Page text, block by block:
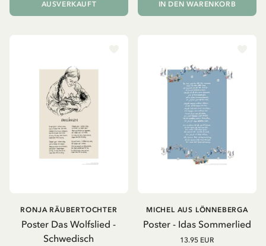
AUSVERKAUFT IN DEN WARENKORB
Poster Das Wolfslied -
Schwedisch
RONJA RÄUBERTOCHTER
Poster - Idas Sommerlied
MICHEL AUS LÖNNEBERGA
13.95 EUR